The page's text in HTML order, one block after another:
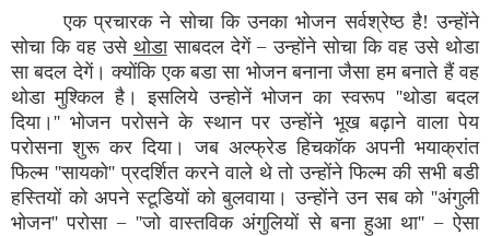
एक प्रचारक ने सोचा कि उनका भोजन सर्वश्रेष्ठ है! उन्होंने
सोचा कि वह उसे थोडासाबदल देगें − उन्होंने सोचा कि वह उसे थोडा
सा बदल देगें। क्योंकि एक बडा सा भोजन बनाना जैसा हम बनाते हैं वह
थोडा मुश्किल है। इसलिये उन्होनें भोजन का स्वरूप ''थोडा बदल
दिया।'' भोजन परोसने के स्थान पर उन्होंने भूख बढ़ाने वाला पेय
परोसना शुरू कर दिया। जब अल्फ्रेड हिचकॉक अपनी भयाक्रांत
फिल्म ''सायको'' प्रदर्शित करने वाले थे तो उन्होंने फिल्म की सभी बडी
हस्तियों को अपने स्टूडियों को बुलवाया। उन्होंने उन सब को ''अंगुली
भोजन'' परोसा − ''जो वास्तविक अंगुलियों से बना हुआ था'' − ऐसा